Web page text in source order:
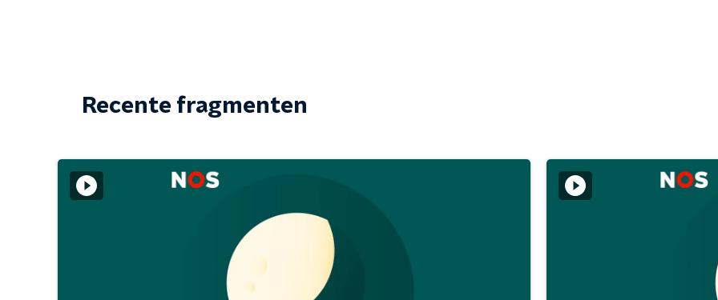
Recente fragmenten